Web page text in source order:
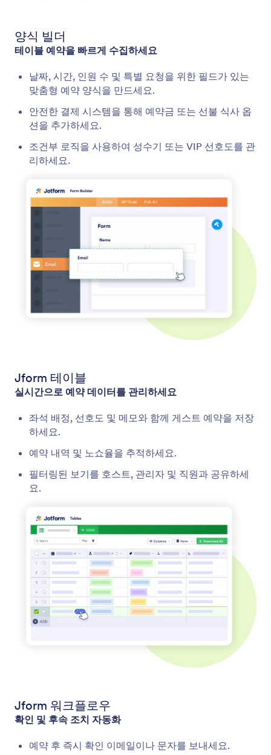
양식 빌더
테이블 예약을 빠르게 수집하세요
날짜, 시간, 인원 수 및 특별 요청을 위한 필드가 있는
맞춤형 예약 양식을 만드세요.
안전한 결제 시스템을 통해 예약금 또는 선불 식사 옵
션을 추가하세요.
조건부 로직을 사용하여 성수기 또는 VIP 선호도를 관
리하세요.
Jform 테이블
실시간으로 예약 데이터를 관리하세요
좌석 배정, 선호도 및 메모와 함께 게스트 예약을 저장
하세요.
예약 내역 및 노쇼율을 추적하세요.
필터링된 보기를 호스트, 관리자 및 직원과 공유하세
요.
Jform 워크플로우
확인 및 후속 조치 자동화
예약 후 즉시 확인 이메일이나 문자를 보내세요.